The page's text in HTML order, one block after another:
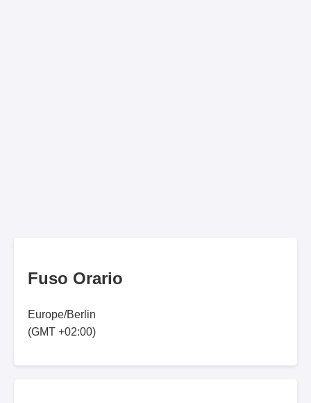
Fuso Orario
Europe/Berlin
(GMT +02:00)